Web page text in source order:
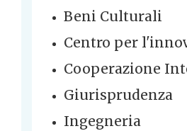
Beni Culturali
Centro per
Cooperazione
Giurisprudenza
Ingegneria